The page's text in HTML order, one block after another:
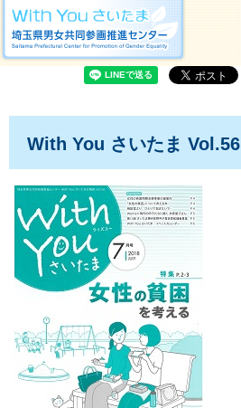
Center for Promotion of Gender Equality
With You さいたま Vol.56